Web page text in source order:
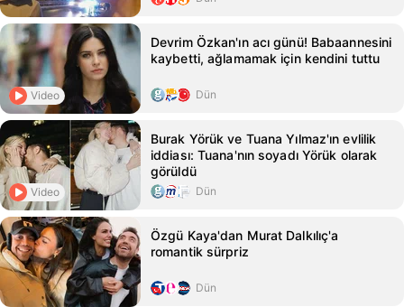
Video
Devrim Özkan'ın acı günü! Babaannesini
kaybetti, ağlamamak için kendini tuttu
Dün
Video
Burak Yörük ve Tuana Yılmaz'ın evlilik
iddiası: Tuana'nın soyadı Yörük olarak
görüldü
Dün
Özgü Kaya'dan Murat Dalkılıç'a
romantik sürpriz
Dün